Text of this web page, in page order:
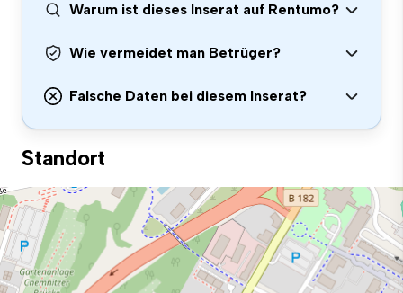
Warum ist dieses Inserat auf Rentumo?
Wie vermeidet man Betrüger?
Falsche Daten bei diesem Inserat?
Standort